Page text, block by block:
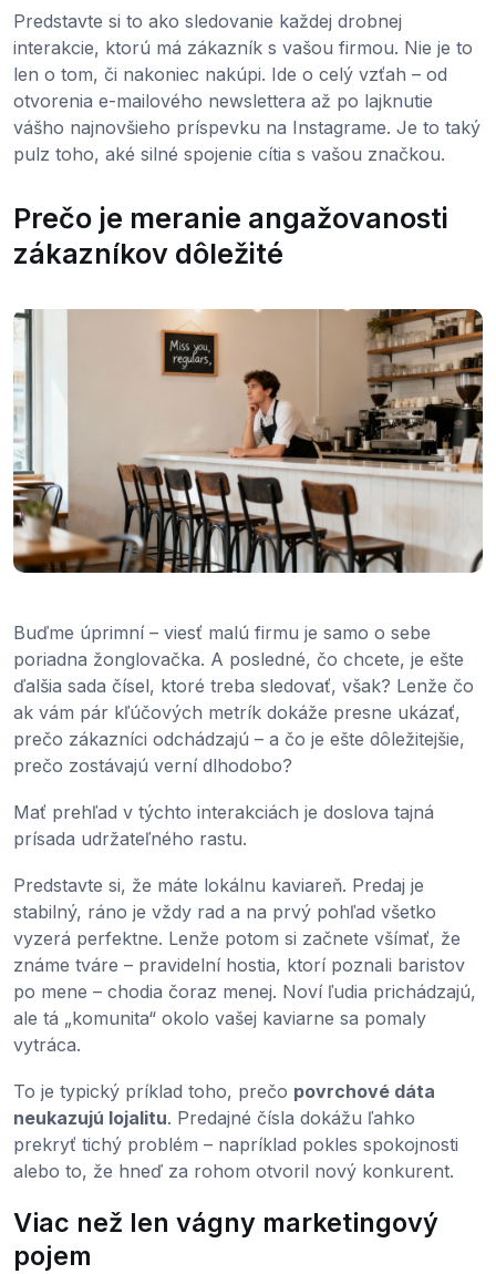
Predstavte si to ako sledovanie každej drobnej
interakcie, ktorú má zákazník s vašou firmou. Nie je to
len o tom, či nakoniec nakúpi. Ide o celý vzťah – od
otvorenia e-mailového newslettera až po lajknutie
vášho najnovšieho príspevku na Instagrame. Je to taký
pulz toho, aké silné spojenie cítia s vašou značkou.
Prečo je meranie angažovanosti
zákazníkov dôležité
Buďme úprimní – viesť malú firmu je samo o sebe
poriadna žonglovačka. A posledné, čo chcete, je ešte
ďalšia sada čísel, ktoré treba sledovať, však? Lenže čo
ak vám pár kľúčových metrík dokáže presne ukázať,
prečo zákazníci odchádzajú – a čo je ešte dôležitejšie,
prečo zostávajú verní dlhodobo?
Mať prehľad v týchto interakciách je doslova tajná
prísada udržateľného rastu.
Predstavte si, že máte lokálnu kaviareň. Predaj je
stabilný, ráno je vždy rad a na prvý pohľad všetko
vyzerá perfektne. Lenže potom si začnete všímať, že
známe tváre – pravidelní hostia, ktorí poznali baristov
po mene – chodia čoraz menej. Noví ľudia prichádzajú,
ale tá „komunita“ okolo vašej kaviarne sa pomaly
vytráca.
To je typický príklad toho, prečo povrchové dáta
neukazujú lojalitu. Predajné čísla dokážu ľahko
prekryť tichý problém – napríklad pokles spokojnosti
alebo to, že hneď za rohom otvoril nový konkurent.
Viac než len vágny marketingový
pojem